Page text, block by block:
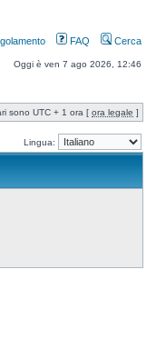
FAQ Cerca
Oggi è ven 7 ago 2026, 12:46
sono UTC + 1 ora [ ora legale ]
Lingua: